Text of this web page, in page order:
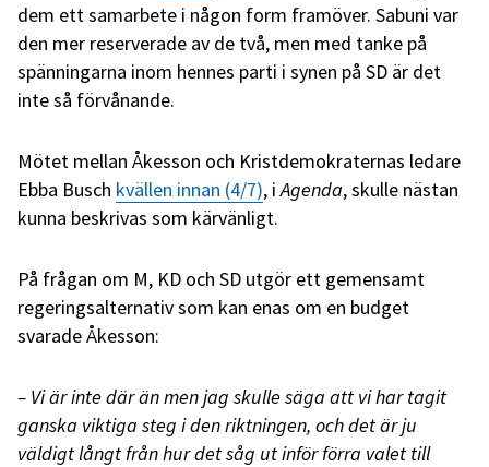
dem ett samarbete i någon form framöver. Sabuni var
den mer reserverade av de två, men med tanke på
spänningarna inom hennes parti i synen på SD är det
inte så förvånande.
Mötet mellan Åkesson och Kristdemokraternas ledare
Ebba Busch kvällen innan (4/7), iAgenda, skulle nästan
kunna beskrivas som kärvänligt.
På frågan om M, KD och SD utgör ett gemensamt
regeringsalternativ som kan enas om en budget
svarade Åkesson:
– Vi är inte där än men jag skulle säga att vi har tagit
ganska viktiga steg i den riktningen, och det är ju
väldigt långt från hur det såg ut inför förra valet till